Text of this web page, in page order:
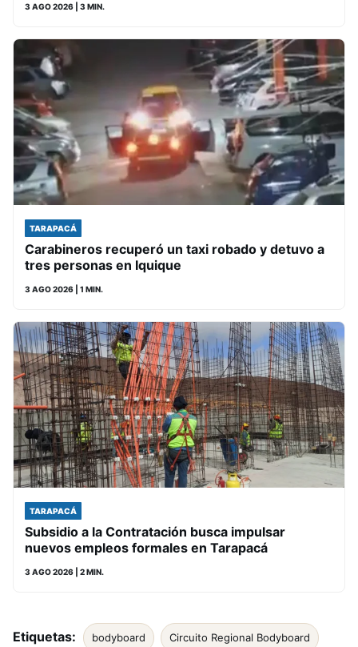
3 AGO 2026 | 3 MIN.
TARAPACÁ
Carabineros recuperó un taxi robado y detuvo a
tres personas en Iquique
3 AGO 2026 | 1 MIN.
TARAPACÁ
Subsidio a la Contratación busca impulsar
nuevos empleos formales en Tarapacá
3 AGO 2026 | 2 MIN.
Etiquetas: bodyboard Circuito Regional Bodyboard